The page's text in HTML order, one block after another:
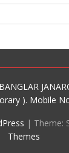
). Mobile
| Theme:
Themes